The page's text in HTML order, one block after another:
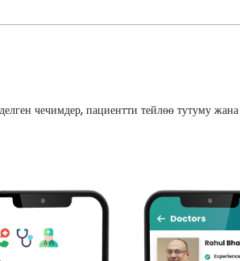
чечимдер, пациентти тейлөө тутуму